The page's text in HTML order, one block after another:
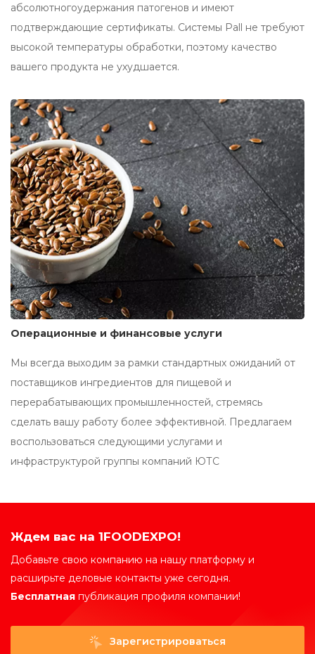
абсолютногоудержания патогенов и имеют
подтверждающие сертификаты. Системы Pall не требуют
высокой температуры обработки, поэтому качество
вашего продукта не ухудшается.
Операционные и финансовые услуги
Мы всегда выходим за рамки стандартных ожиданий от
поставщиков ингредиентов для пищевой и
перерабатывающих промышленностей, стремясь
сделать вашу работу более эффективной. Предлагаем
воспользоваться следующими услугами и
инфраструктурой группы компаний ЮТС
Ждем вас на 1FOODEXPO!
Добавьте свою компанию на нашу платформу и
расширьте деловые контакты уже сегодня.
Бесплатная публикация профиля компании!
Зарегистрироваться